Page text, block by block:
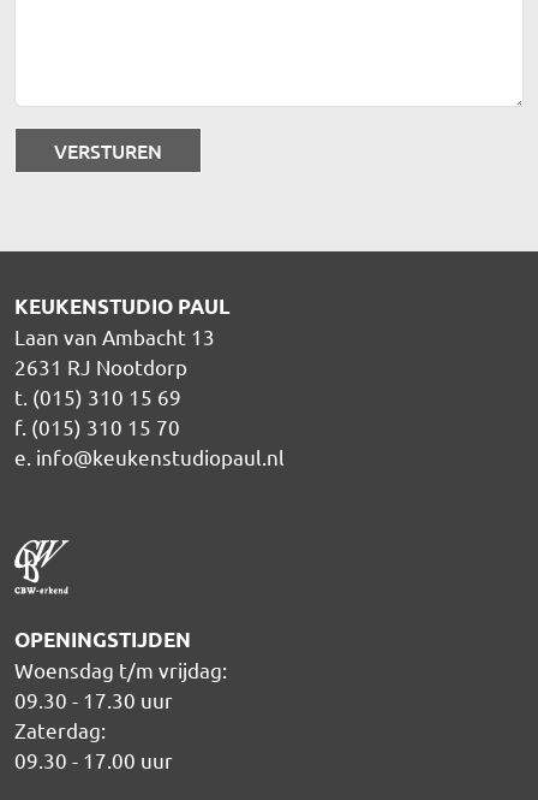
KEUKENSTUDIO PAUL
Laan van Ambacht 13
2631 RJ Nootdorp
t. (015) 310 15 69
f. (015) 310 15 70
e. info@keukenstudiopaul.nl
OPENINGSTIJDEN
Woensdag t/m vrijdag:
09.30 - 17.30 uur
Zaterdag:
09.30 - 17.00 uur